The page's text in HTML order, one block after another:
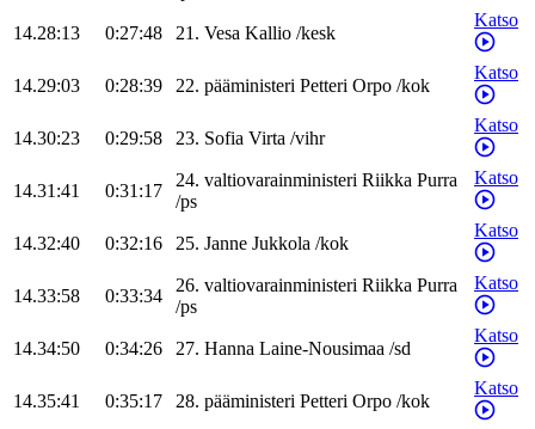
14.28:13 0:27:48 21. Vesa Kallio /kesk
Katso
14.29:03 0:28:39 22. pääministeri Petteri Orpo /kok
Katso
14.30:23 0:29:58 23. Sofia Virta /vihr
Katso
14.31:41 0:31:17
24. valtiovarainministeri Riikka Purra
/ps
Katso
14.32:40 0:32:16 25. Janne Jukkola /kok
Katso
14.33:58 0:33:34
26. valtiovarainministeri Riikka Purra
/ps
Katso
14.34:50 0:34:26 27. Hanna Laine-Nousimaa /sd
Katso
14.35:41 0:35:17 28. pääministeri Petteri Orpo /kok
Katso